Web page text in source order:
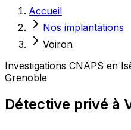
Accueil
Nos implantations
Voiron
Investigations CNAPS en
Grenoble
Détective privé à